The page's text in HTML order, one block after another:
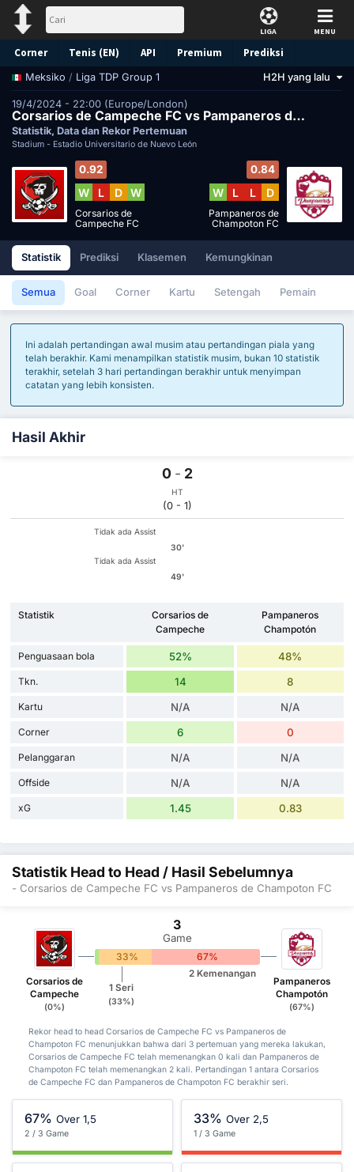
LIGA MENU
Corner Tenis (EN) API Premium Prediksi
Meksiko / Liga TDP Group 1 H2H yang lalu
19/4/2024 - 22:00 (Europe/London)
Corsarios de Campeche FC vs Pampaneros de Champoton FC
Statistik, Data dan Rekor Pertemuan
Stadium - Estadio Universitario de Nuevo León
0.92
W L D W
Corsarios de
Campeche FC
0.84
W L L D
Pampaneros de
Champoton FC
Statistik Prediksi Klasemen Kemungkinan
Semua Goal Corner Kartu Setengah Pemain
Ini adalah pertandingan awal musim atau pertandingan piala yang
telah berakhir. Kami menampilkan statistik musim, bukan 10 statistik
terakhir, setelah 3 hari pertandingan berakhir untuk menyimpan
catatan yang lebih konsisten.
Hasil Akhir
0 - 2
HT
(0 - 1)
Tidak ada Assist
30'
Tidak ada Assist
49'
Statistik
Corsarios de
Campeche
Pampaneros
Champotón
Penguasaan bola 52% 48%
Tkn. 14 8
Kartu N/A N/A
Corner 6 0
Pelanggaran N/A N/A
Offside N/A N/A
xG 1.45 0.83
Statistik Head to Head / Hasil Sebelumnya
- Corsarios de Campeche FC vs Pampaneros de Champoton FC
Corsarios de
Campeche
(0%)
3
Game
33% 67%
1 Seri
(33%)
2 Kemenangan
Pampaneros
Champotón
(67%)
Rekor head to head Corsarios de Campeche FC vs Pampaneros de
Champoton FC menunjukkan bahwa dari 3 pertemuan yang mereka lakukan,
Corsarios de Campeche FC telah memenangkan 0 kali dan Pampaneros de
Champoton FC telah memenangkan 2 kali. Pertandingan 1 antara Corsarios
de Campeche FC dan Pampaneros de Champoton FC berakhir seri.
67% Over 1,5
2 / 3 Game
33% Over 2,5
1 / 3 Game